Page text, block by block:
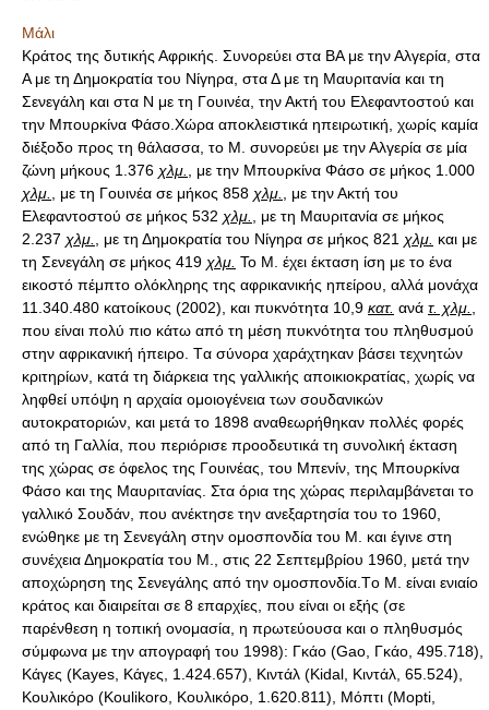
Μάλι
Κράτος της δυτικής Αφρικής. Συνορεύει στα ΒΑ με την Αλγερία, στα
Α με τη Δημοκρατία του Νίγηρα, στα Δ με τη Μαυριτανία και τη
Σενεγάλη και στα Ν με τη Γουινέα, την Ακτή του Ελεφαντοστού και
την Μπουρκίνα Φάσο.Χώρα αποκλειστικά ηπειρωτική, χωρίς καμία
διέξοδο προς τη θάλασσα, το Μ. συνορεύει με την Αλγερία σε μία
ζώνη μήκους 1.376 χλμ.
, με την Μπουρκίνα Φάσο σε μήκος 1.000
χλμ.
, με τη Γουινέα σε μήκος 858 χλμ.
, με την Ακτή του
Ελεφαντοστού σε μήκος 532 χλμ.
, με τη Μαυριτανία σε μήκος
2.237 χλμ. , με τη Δημοκρατία του Νίγηρα σε μήκος 821 χλμ. και με
τη Σενεγάλη σε μήκος 419 χλμ. Το Μ. έχει έκταση ίση με το ένα
εικοστό πέμπτο ολόκληρης της αφρικανικής ηπείρου, αλλά μονάχα
11.340.480 κατοίκους (2002), και πυκνότητα 10,9 κατ. ανά τ. χλμ.
που είναι πολύ πιο κάτω από τη μέση πυκνότητα του πληθυσμού
στην αφρικανική ήπειρο. Tα σύνορα χαράχτηκαν βάσει τεχνητών
κριτηρίων, κατά τη διάρκεια της γαλλικής αποικιοκρατίας, χωρίς να
ληφθεί υπόψη η αρχαία ομοιογένεια των σουδανικών
αυτοκρατοριών, και μετά το 1898 αναθεωρήθηκαν πολλές φορές
από τη Γαλλία, που περιόρισε προοδευτικά τη συνολική έκταση
της χώρας σε όφελος της Γουινέας, του Mπενίν, της Mπουρκίνα
Φάσο και της Mαυριτανίας. Στα όρια της χώρας περιλαμβάνεται το
γαλλικό Σουδάν, που ανέκτησε την ανεξαρτησία του το 1960,
ενώθηκε με τη Σενεγάλη στην ομοσπονδία του Μ. και έγινε στη
συνέχεια Δημοκρατία του Μ., στις 22 Σεπτεμβρίου 1960, μετά την
αποχώρηση της Σενεγάλης από την ομοσπονδία.Tο Μ. είναι ενιαίο
κράτος και διαιρείται σε 8 επαρχίες, που είναι οι εξής (σε
παρένθεση η τοπική ονομασία, η πρωτεύουσα και ο πληθυσμός
σύμφωνα με την απογραφή του 1998): Γκάο (Gao, Γκάο, 495.718),
Kάγες (Kayes, Kάγες, 1.424.657), Κιντάλ (Kidal, Κιντάλ, 65.524),
Kουλικόρο (Koulikoro, Kουλικόρο, 1.620.811), Mόπτι (Mopti,